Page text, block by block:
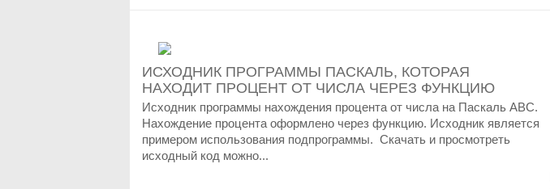
ИСХОДНИК ПРОГРАММЫ ПАСКАЛЬ, КОТОРАЯ
НАХОДИТ ПРОЦЕНТ ОТ ЧИСЛА ЧЕРЕЗ ФУНКЦИЮ
Исходник программы нахождения процента от числа на Паскаль ABC.
Нахождение процента оформлено через функцию. Исходник является
примером использования подпрограммы. Скачать и просмотреть
исходный код можно...